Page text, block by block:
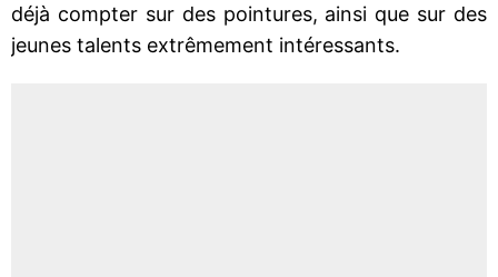
déjà compter sur des pointures, ainsi que sur des
jeunes talents extrêmement intéressants.